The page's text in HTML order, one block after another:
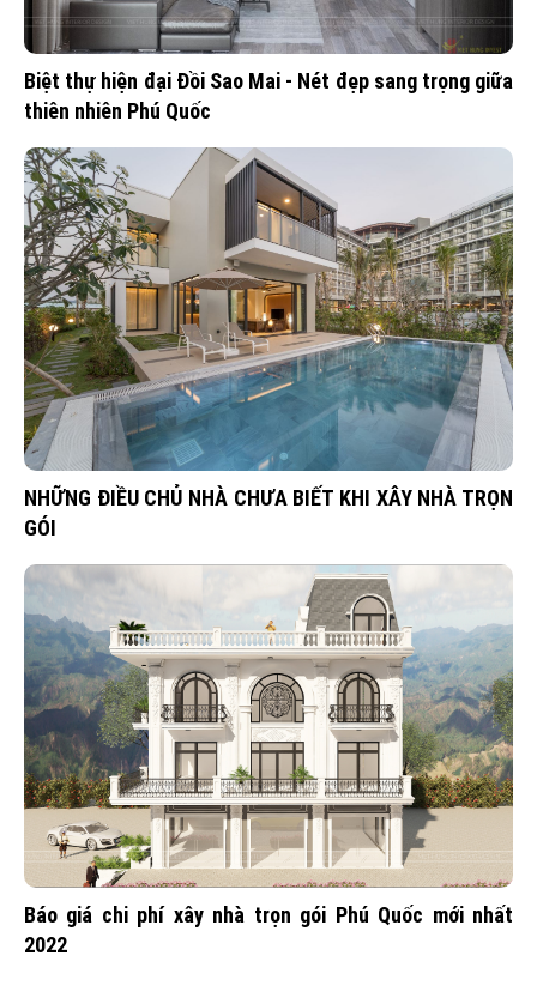
Biệt thự hiện đại Đồi Sao Mai - Nét đẹp sang trọng giữa
thiên nhiên Phú Quốc
NHỮNG ĐIỀU CHỦ NHÀ CHƯA BIẾT KHI XÂY NHÀ TRỌN
GÓI
Báo giá chi phí xây nhà trọn gói Phú Quốc mới nhất
2022